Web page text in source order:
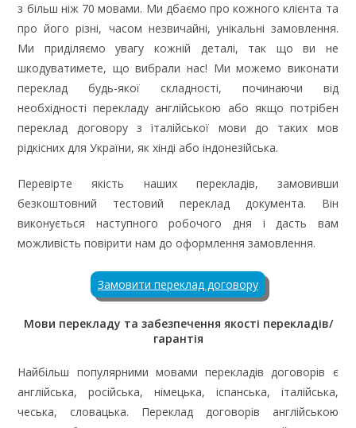
з більш ніж 70 мовами. Ми дбаємо про кожного клієнта та
про його різні, часом незвичайні, унікальні замовлення.
Ми приділяємо увагу кожній деталі, так що ви не
шкодуватимете, що вибрали нас! Ми можемо виконати
переклад будь-якої складності, починаючи від
необхідності перекладу англійською або якщо потрібен
переклад договору з італійської мови до таких мов
рідкісних для України, як хінді або індонезійська.
Перевірте якість наших перекладів, замовивши
безкоштовний тестовий переклад документа. Він
виконується наступного робочого дня і дасть вам
можливість повірити нам до оформлення замовлення.
Замовити переклад договору
Мови перекладу та забезпечення якості перекладів/
гарантія
Найбільш популярними мовами перекладів договорів є
англійська, російська, німецька, іспанська, італійська,
чеська, словацька. Переклад договорів англійською